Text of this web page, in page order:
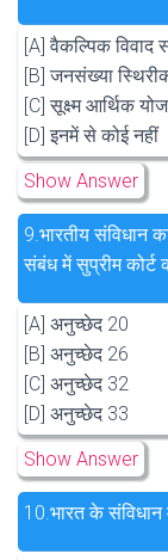
[A] वैकल्पिक विवाद
[B] जनसंख्या
[C] सूक्ष्म आर्थिक
[D] इनमें से कोई नहीं
Show Answer
9.भारतीय संविधान
संबंध में सुप्रीम कोर्ट
[A] अनुच्छेद 20
[B] अनुच्छेद 26
[C] अनुच्छेद 32
[D] अनुच्छेद 33
Show Answer
10.भारत के संविधान